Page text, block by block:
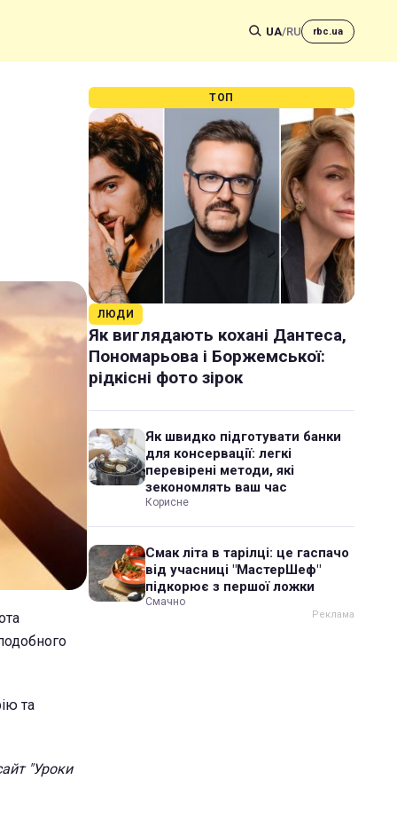
UA/RU rbc.ua
та
"Уроки
ТОП
ЛЮДИ
Як виглядають кохані Дантеса,
Пономарьова і Боржемської:
рідкісні фото зірок
Як швидко підготувати банки
для консервації: легкі
перевірені методи, які
зекономлять ваш час
Корисне
Смак літа в тарілці: це гаспачо
від учасниці "МастерШеф"
підкорює з першої ложки
Смачно